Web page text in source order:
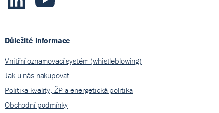
Důležité informace
Vnitřní oznamovací systém (whistleblowing)
Jak u nás nakupovat
Politika kvality, ŽP a energetická politika
Obchodní podmínky